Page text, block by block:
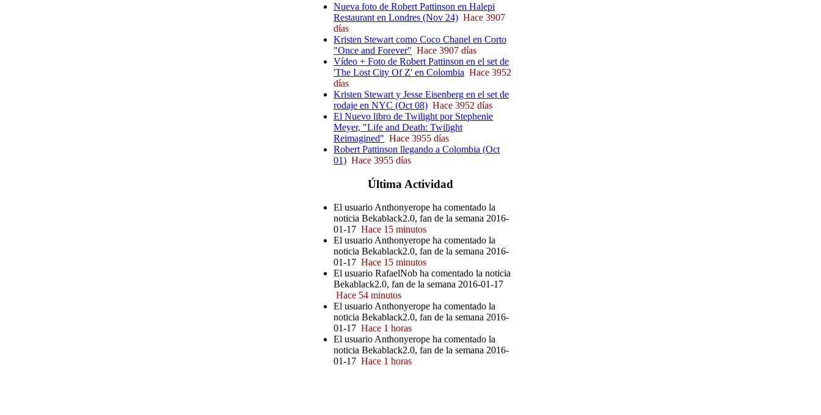
Nueva foto de Robert Pattinson en Halepi
Restaurant en Londres (Nov 24) Hace 3907
días
Kristen Stewart como Coco Chanel en Corto
"Once and Forever" Hace 3907 días
Vídeo + Foto de Robert Pattinson en el set de
'The Lost City Of Z' en Colombia Hace 3952
días
Kristen Stewart y Jesse Eisenberg en el set de
rodaje en NYC (Oct 08) Hace 3952 días
El Nuevo libro de Twilight por Stephenie
Meyer, "Life and Death: Twilight
Reimagined" Hace 3955 días
Robert Pattinson llegando a Colombia (Oct
01) Hace 3955 días
Última Actividad
El usuario Anthonyerope ha comentado la
noticia Bekablack2.0, fan de la semana 2016-
01-17 Hace 15 minutos
El usuario Anthonyerope ha comentado la
noticia Bekablack2.0, fan de la semana 2016-
01-17 Hace 15 minutos
El usuario RafaelNob ha comentado la noticia
Bekablack2.0, fan de la semana 2016-01-17
Hace 54 minutos
El usuario Anthonyerope ha comentado la
noticia Bekablack2.0, fan de la semana 2016-
01-17 Hace 1 horas
El usuario Anthonyerope ha comentado la
noticia Bekablack2.0, fan de la semana 2016-
01-17 Hace 1 horas